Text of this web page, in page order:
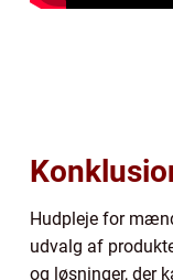
Hudpleje for
udvalg af
og løsninger, der